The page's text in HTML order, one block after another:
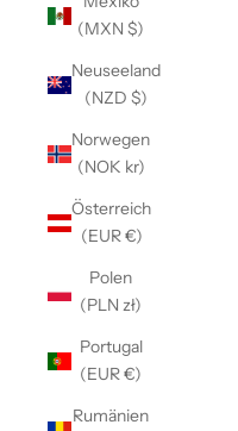
(MXN $)
Neuseeland
(NZD $)
Norwegen
(NOK kr)
Österreich
(EUR €)
Polen
(PLN zł)
Portugal
(EUR €)
Rumänien